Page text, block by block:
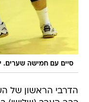
סיים עם חמישה שערים.
הדרבי הראשון של